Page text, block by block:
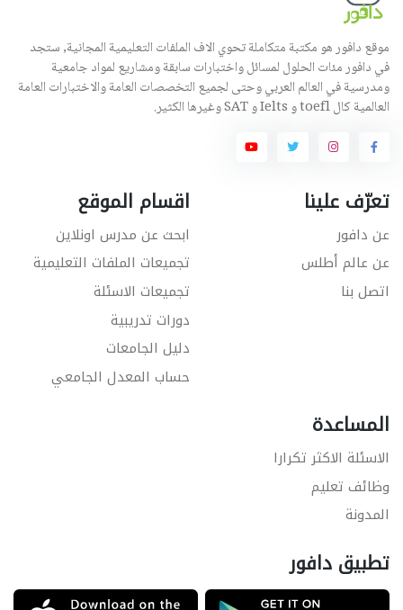
موقع دافور هو مكتبة متكاملة تحوي الاف الملفات التعليمية المجانية, ستجد
في دافور مئات الحلول لمسائل واختبارات سابقة ومشاريع لمواد جامعية
ومدرسية في العالم العربي وحتى لجميع التخصصات العامة والاختبارات العامة
العالمية كال toefl و Ielts و SAT وغيرها الكثير.
تعرّف علينا
عن دافور
عن عالم أطلس
اتصل بنا
اقسام الموقع
ابحث عن مدرس اونلاين
تجميعات الملفات التعليمية
تجميعات الاسئلة
دورات تدريبية
دليل الجامعات
حساب المعدل الجامعي
المساعدة
الاسئلة الاكثر تكرارا
وظائف تعليم
المدونة
تطبيق دافور